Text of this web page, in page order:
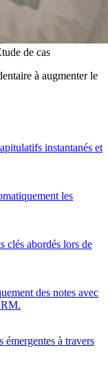
de cas
à augmenter le
instantanés et
les
clés abordés lors de
des notes avec
émergentes à travers